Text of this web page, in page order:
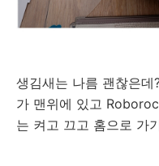
생김새는 나름 괜찮은
가 맨위에 있고
는 켜고 끄고 홈으로 가